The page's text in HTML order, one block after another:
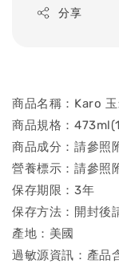
分享
商品名稱：Karo
商品規格：
商品成分：請參照
營養標示：請參照
保存期限：3年
保存方法：開封後
產地：美國
過敏源資訊：產品